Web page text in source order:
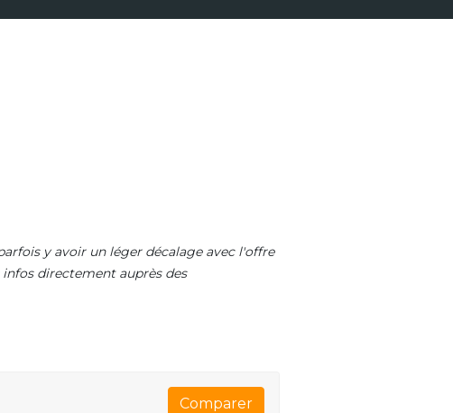
y avoir un léger décalage avec l'offre
directement auprès des
Comparer